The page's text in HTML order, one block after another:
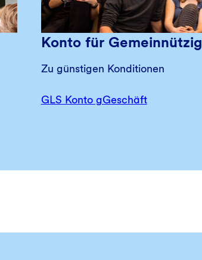
Konto für
Zu günstigen Konditionen
GLS Konto gGeschäft